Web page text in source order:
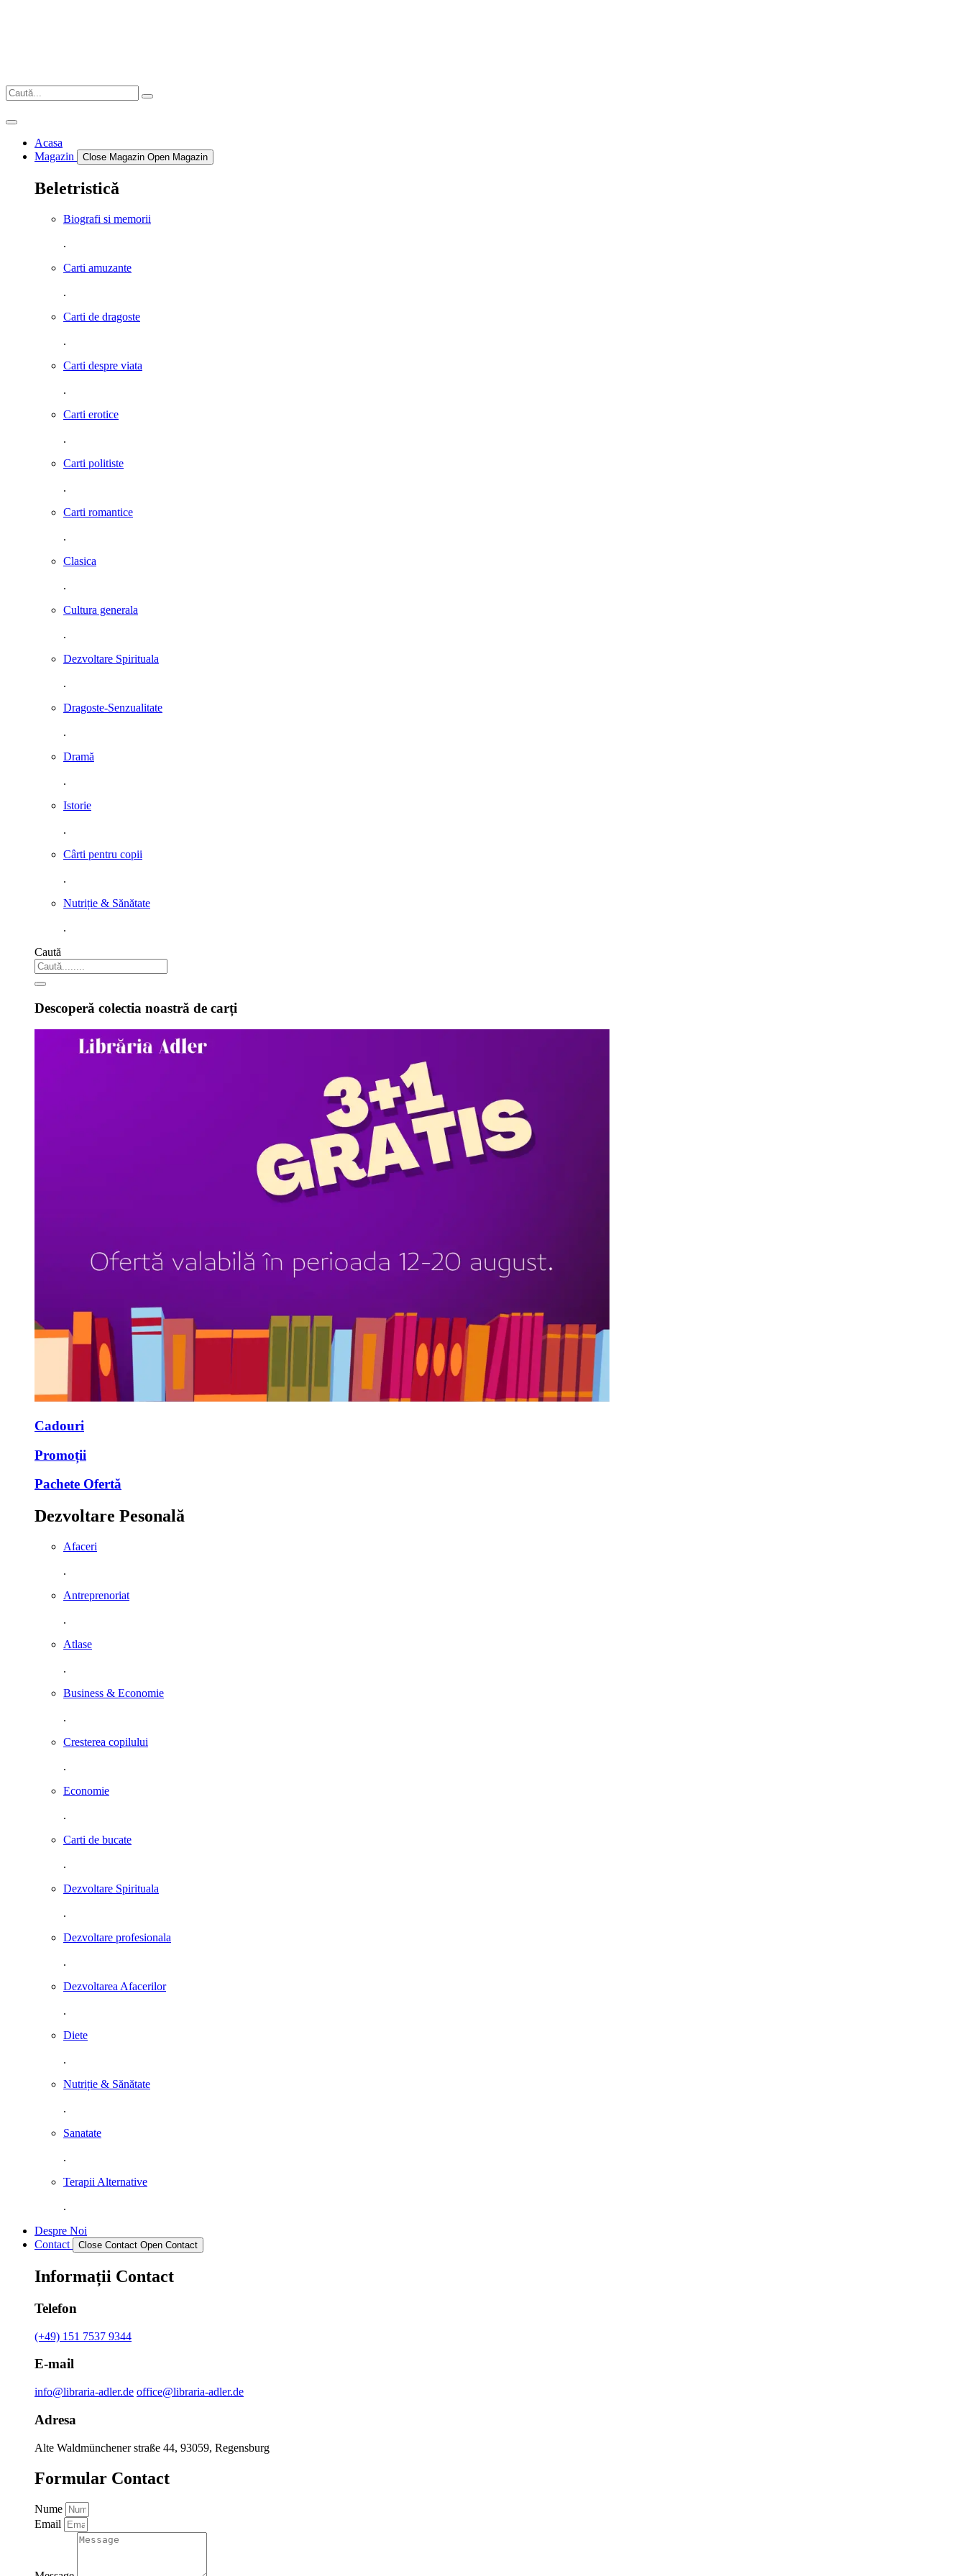
Acasa
Magazin
Close Magazin Open Magazin
Beletristică
Biografi si memorii
.
Carti amuzante
.
Carti de dragoste
.
Carti despre viata
.
Carti erotice
.
Carti politiste
.
Carti romantice
.
Clasica
.
Cultura generala
.
Dezvoltare Spirituala
.
Dragoste-Senzualitate
.
Dramă
.
Istorie
.
Cârti pentru copii
.
Nutriție & Sănătate
.
Caută
Descoperă colectia noastră de carți
Cadouri
Promoții
Pachete Ofertă
Dezvoltare Pesonală
Afaceri
.
Antreprenoriat
.
Atlase
.
Business & Economie
.
Cresterea copilului
.
Economie
.
Carti de bucate
.
Dezvoltare Spirituala
.
Dezvoltare profesionala
.
Dezvoltarea Afacerilor
.
Diete
.
Nutriție & Sănătate
.
Sanatate
.
Terapii Alternative
.
Despre Noi
Contact
Close Contact Open Contact
Informații Contact
Telefon
(+49) 151 7537 9344
E-mail
info@libraria-adler.de office@libraria-adler.de
Adresa
Alte Waldmünchener straße 44, 93059, Regensburg
Formular Contact
Nume
Email